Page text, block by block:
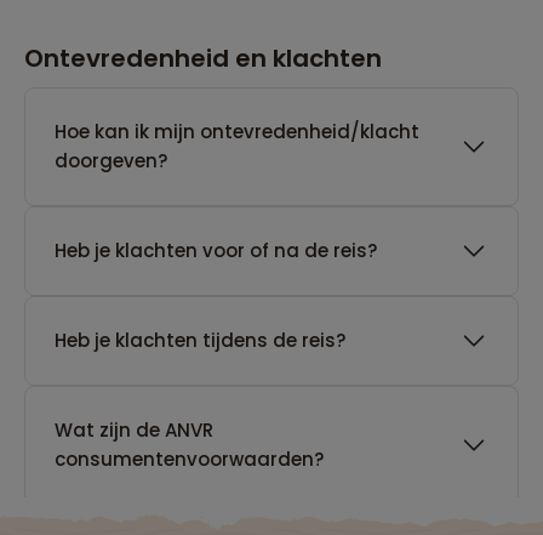
Ontevredenheid en klachten
Hoe kan ik mijn ontevredenheid/klacht
doorgeven?
Heb je klachten voor of na de reis?
Heb je klachten tijdens de reis?
Wat zijn de ANVR
consumentenvoorwaarden?